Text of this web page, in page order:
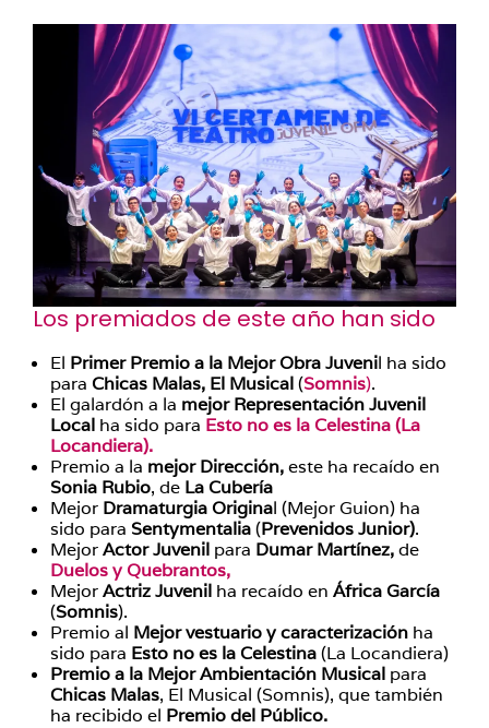
Los premiados de este año han sido
El Primer Premio a la Mejor Obra Juvenil ha sido
para Chicas Malas, El Musical(Somnis).
El galardón a la mejor Representación Juvenil
Local ha sido para Esto no es la Celestina (La
Locandiera).
Premio a la mejor Dirección,este ha recaído en
Sonia Rubio, de La Cubería
Mejor Dramaturgia Original (Mejor Guion) ha
sido para Sentymentalia(Prevenidos Junior).
MejorActor Juvenil para Dumar Martínez,de
Duelos y Quebrantos,
MejorActriz Juvenil ha recaído en África García
(Somnis).
Premio al Mejor vestuario y caracterización ha
sido para Esto no es la Celestina(La Locandiera)
Premio a la Mejor Ambientación Musical para
Chicas Malas, El Musical (Somnis), que también
ha recibido el Premio del Público.